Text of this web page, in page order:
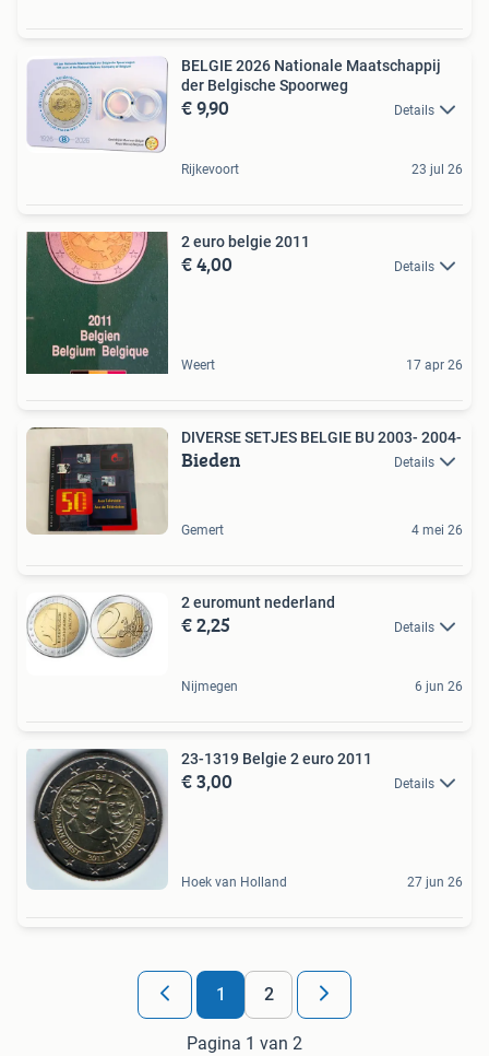
BELGIE 2026 Nationale Maatschappij
der Belgische Spoorweg
€ 9,90 Details
Rijkevoort 23 jul 26
2 euro belgie 2011
€ 4,00 Details
Weert 17 apr 26
DIVERSE SETJES BELGIE BU 2003- 2004-
Bieden Details
Gemert 4 mei 26
2 euromunt nederland
€ 2,25 Details
Nijmegen 6 jun 26
23-1319 Belgie 2 euro 2011
€ 3,00 Details
Hoek van Holland 27 jun 26
1 2
Pagina 1 van 2